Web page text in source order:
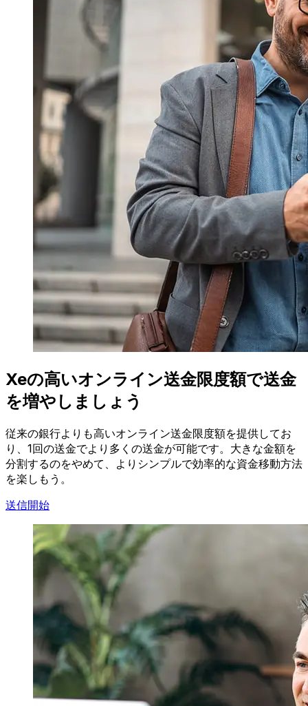
Xeの高いオンライン送金限度額で送金
を増やしましょう
従来の銀行よりも高いオンライン送金限度額を提供してお
り、1回の送金でより多くの送金が可能です。大きな金額を
分割するのをやめて、よりシンプルで効率的な資金移動方法
を楽しもう。
送信開始